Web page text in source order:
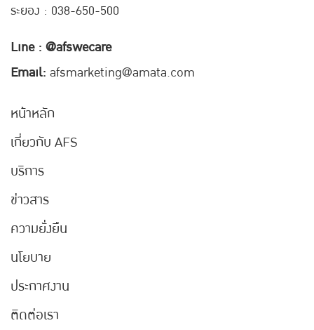
ระยอง : 038-650-500
Line : @afswecare
Email: afsmarketing@amata.com
หน้าหลัก
เกี่ยวกับ AFS
บริการ
ข่าวสาร
ความยั่งยืน
นโยบาย
ประกาศงาน
ติดต่อเรา